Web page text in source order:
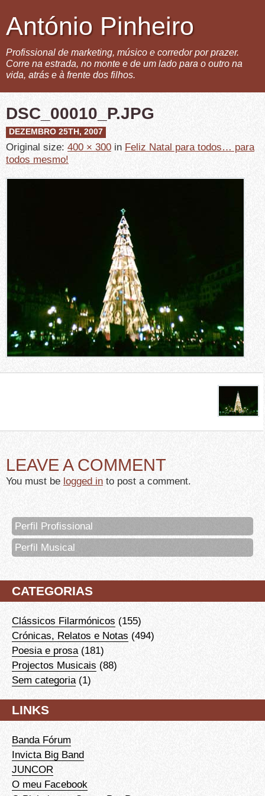
António Pinheiro
Profissional de marketing, músico e corredor por prazer.
Corre na estrada, no monte e de um lado para o outro na
vida, atrás e à frente dos filhos.
DSC_00010_P.JPG
DEZEMBRO 25TH, 2007
Original size: 400 × 300 in Feliz Natal para todos… para
todos mesmo!
LEAVE A COMMENT
You must be logged in to post a comment.
Perfil Profissional
Perfil Musical
CATEGORIAS
Clássicos Filarmónicos (155)
Crónicas, Relatos e Notas (494)
Poesia e prosa (181)
Projectos Musicais (88)
Sem categoria (1)
LINKS
Banda Fórum
Invicta Big Band
JUNCOR
O meu Facebook